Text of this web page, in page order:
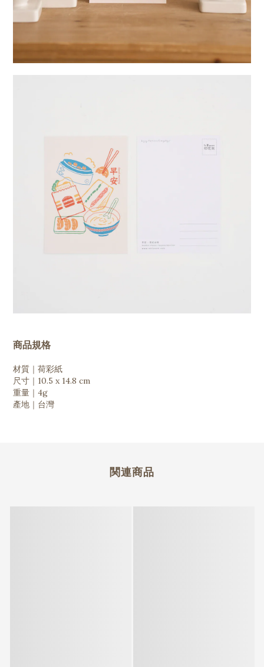
商品規格
材質｜荷彩紙
尺寸｜10.5 x 14.8 cm
重量｜4g
產地｜台灣
関連商品